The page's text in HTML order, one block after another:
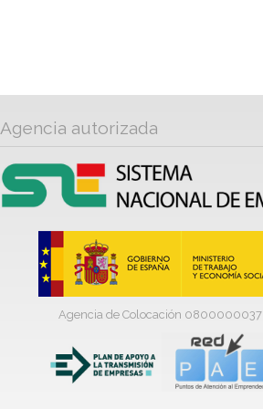
Agencia autorizada
Agencia de Colocación 0800000037